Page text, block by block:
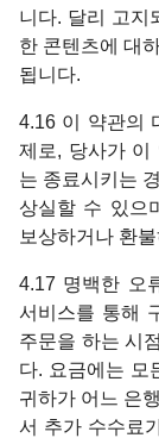
니다. 달리 고지
한 콘텐츠에 대
됩니다.
4.16 이 약관의
제로, 당사가 이
는 종료시키는
상실할 수 있으
보상하거나 환
4.17 명백한 오
서비스를 통해
주문을 하는 시
다. 요금에는 모
귀하가 어느 은
서 추가 수수료